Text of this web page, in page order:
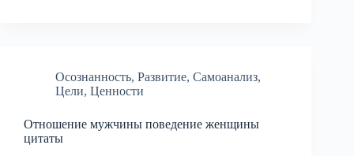
Осознанность, Развитие, Самоанализ,
Цели, Ценности
Отношение мужчины поведение женщины
цитаты